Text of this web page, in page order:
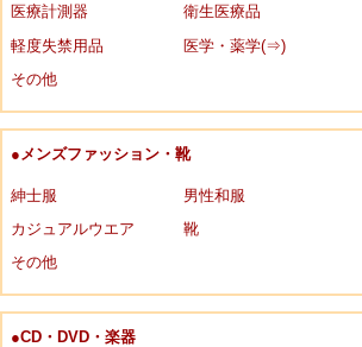
医療計測器
衛生医療品
軽度失禁用品
医学・薬学(⇒)
その他
●メンズファッション・靴
紳士服
男性和服
カジュアルウエア
靴
その他
●CD・DVD・楽器